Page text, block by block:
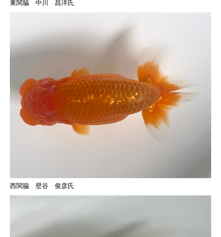
東関脇 中川 昌洋氏
西関脇 壁谷 俊彦氏